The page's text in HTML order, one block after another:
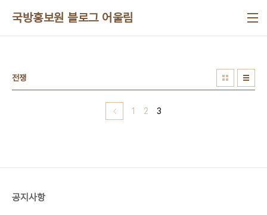
국방홍보원 블로그 어울림
전쟁
1 2 3
공지사항